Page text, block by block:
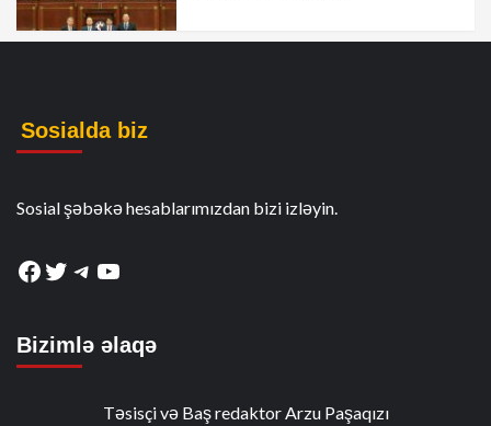
Sosialda biz
Sosial şəbəkə hesablarımızdan bizi izləyin.
Facebook
Twitter
Telegram
YouTube
Bizimlə əlaqə
Təsisçi və Baş redaktor Arzu Paşaqızı